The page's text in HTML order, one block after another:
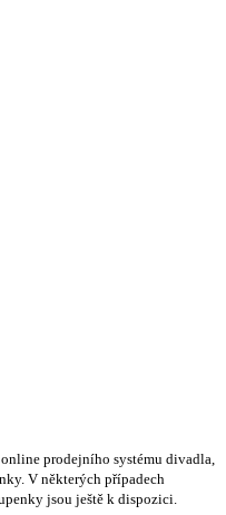
prodejního systému divadla,
V některých případech
jsou ještě k dispozici.